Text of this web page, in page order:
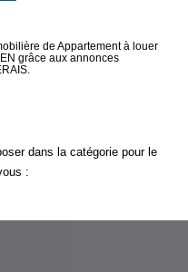
DE BIENS
de Appartement à louer
grâce aux annonces
dans la catégorie pour le
: